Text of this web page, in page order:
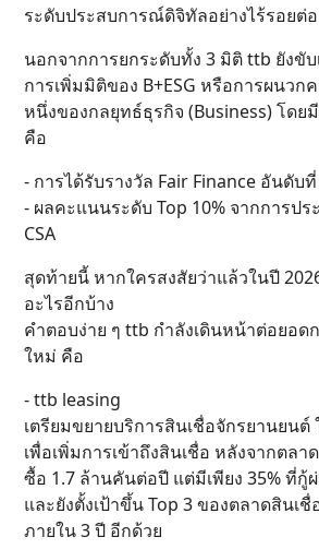
ระดับประสบการณ์ดิจิทัลอย่างไร้รอยต่อ
นอกจากการยกระดับทั้ง 3 มิติ ttb ยังขั
การเพิ่มมิติของ B+ESG หรือการผนวก
หนึ่งของกลยุทธ์ธุรกิจ (Business) โด
คือ
- การได้รับรางวัล Fair Finance อันดับ
- ผลคะแนนระดับ Top 10% จากการปร
CSA
สุดท้ายนี้ หากใครสงสัยว่าแล้วในปี
อะไรอีกบ้าง
คำตอบง่าย ๆ ttb กำลังเดินหน้าต่อยอด
ใหม่ คือ
- ttb leasing
เตรียมขยายบริการสินเชื่อจักรยานยนต์
เพื่อเพิ่มการเข้าถึงสินเชื่อ หลังจากตล
ซื้อ 1.7 ล้านคันต่อปี แต่มีเพียง 35% ที่กู้
และยังตั้งเป้าขึ้น Top 3 ของตลาดสินเ
ภายใน 3 ปี อีกด้วย